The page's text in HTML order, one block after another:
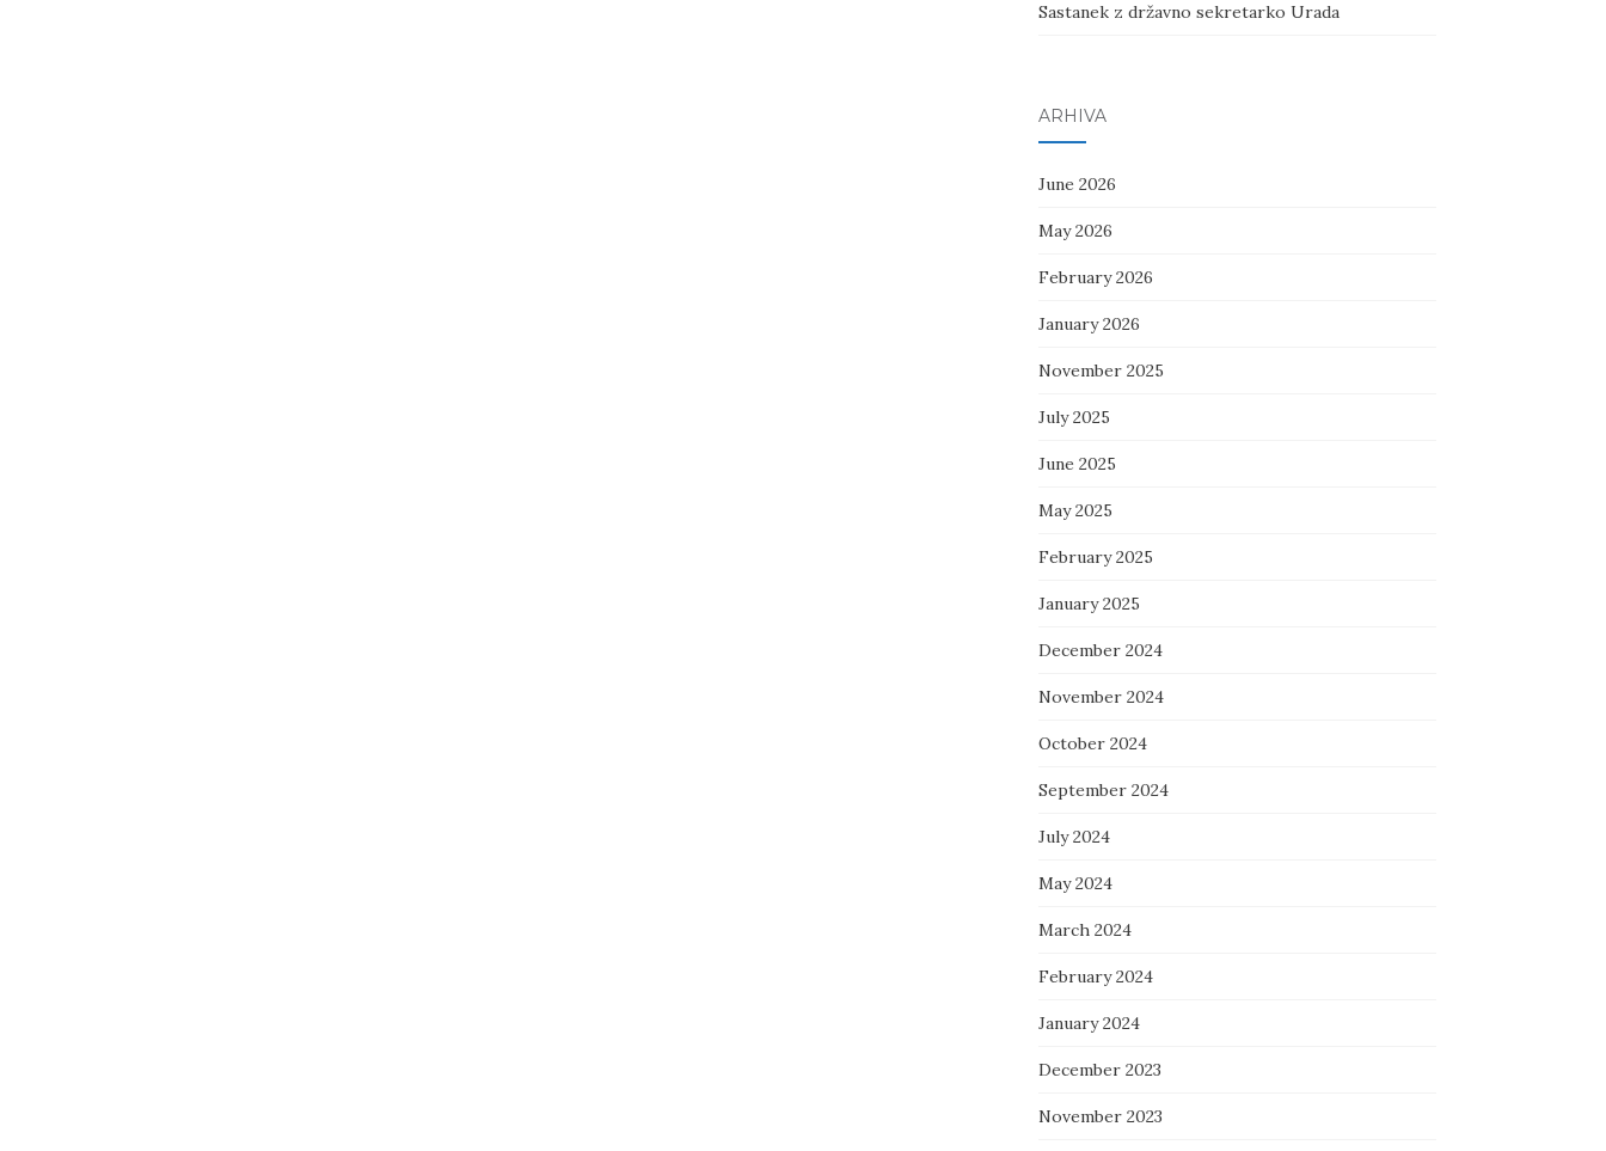
Sastanek z državno sekretarko Urada
ARHIVA
June 2026
May 2026
February 2026
January 2026
November 2025
July 2025
June 2025
May 2025
February 2025
January 2025
December 2024
November 2024
October 2024
September 2024
July 2024
May 2024
March 2024
February 2024
January 2024
December 2023
November 2023